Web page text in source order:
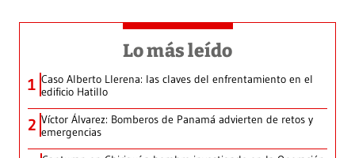
Lo más leído
1 Caso Alberto Llerena: las claves del enfrentamiento en el
edificio Hatillo
2 Víctor Álvarez: Bomberos de Panamá advierten de retos y
emergencias